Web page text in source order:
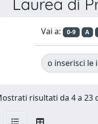
Laurea di
Vai a: 0-9 A
o inserisci le
risultati da 4 a 23